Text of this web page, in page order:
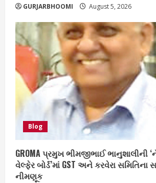
GURJARBHOOMI August 5, 2026
Blog
GROMA પ્રમુખ ભીમજીભાઈ ભાનુશાલીની
વેલ્ફેર બોર્ડ’માં GST અને કરવેરા સમિતિના
નીમણૂક